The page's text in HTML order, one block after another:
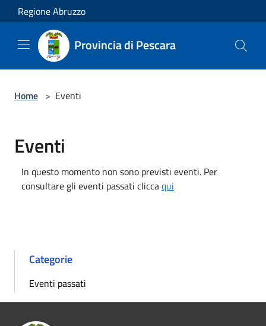
Salta al contenuto principale
Regione Abruzzo
Provincia di Pescara
Home > Eventi
Eventi
In questo momento non sono previsti eventi. Per
consultare gli eventi passati cliccaqui
Categorie
Eventi passati